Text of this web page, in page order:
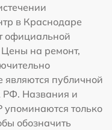
в Краснодаре
официальной
Цены на ремонт,
являются публичной
РФ. Названия и
упоминаются только
обозначить